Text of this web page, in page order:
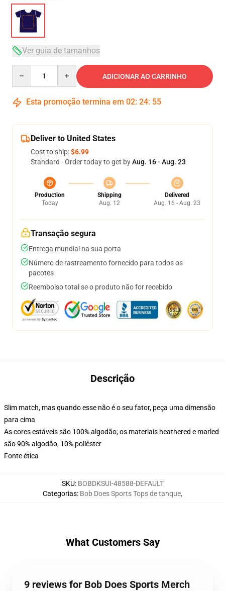
Ver guia de tamanhos
ADICIONAR AO CARRINHO
Esta promoção termina em 02: 24: 54
Deliver to United States
Cost to ship:$6.99
Standard - Order today to get byAug. 16 - Aug. 23
Production
Today
Shipping
Aug. 12
Delivered
Aug. 16 - Aug. 23
Transação segura
Entrega mundial na sua porta
Número de rastreamento fornecido para todos os
pacotes
Reembolso total se o produto não for recebido
Descrição
Slim match, mas quando esse não é o seu fator, peça uma dimensão
para cima
As cores estáveis são 100% algodão; os materiais heathered e marled
são 90% algodão, 10% poliéster
Fonte ética
SKU: BOBDKSUI-48588-DEFAULT
Categorias: Bob Does Sports Tops de tanque,
What Customers Say
9 reviews for Bob Does Sports Merch